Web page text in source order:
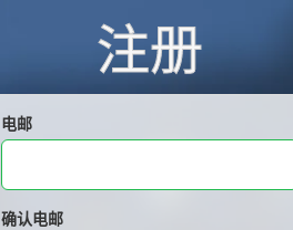
注册
电邮
确认电邮